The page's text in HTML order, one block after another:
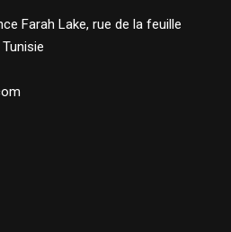
Farah Lake, rue de la feuille